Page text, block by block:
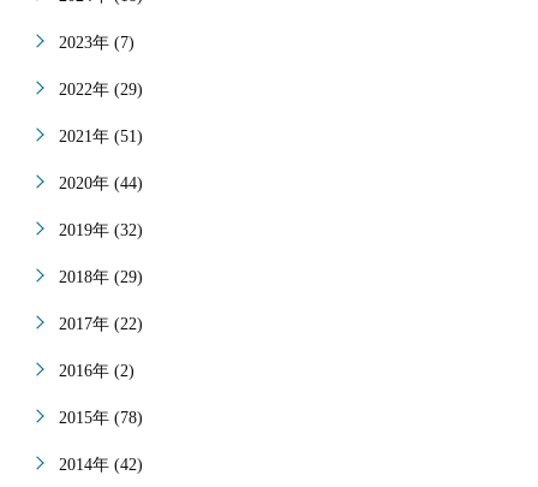
2023年 (7)
2022年 (29)
2021年 (51)
2020年 (44)
2019年 (32)
2018年 (29)
2017年 (22)
2016年 (2)
2015年 (78)
2014年 (42)